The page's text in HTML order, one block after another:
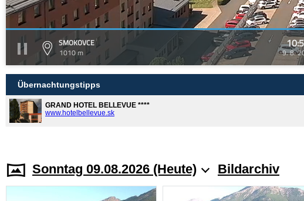
SMOKOVCE
1010 m
9. 8.
Übernachtungstipps
GRAND HOTEL BELLEVUE ****
www.hotelbellevue.sk
Sonntag 09.08.2026 (Heute) Bildarchiv